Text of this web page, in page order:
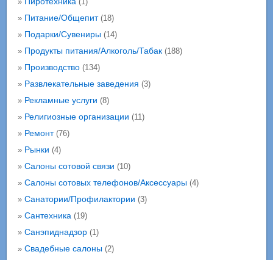
» Питание/Общепит(18)
» Подарки/Сувениры(14)
» Продукты питания/Алкоголь/Табак(188)
» Производство(134)
» Развлекательные заведения (3)
» Рекламные услуги (8)
» Религиозные организации (11)
» Ремонт(76)
» Рынки (4)
» Салоны сотовой связи (10)
» Салоны сотовых телефонов/Аксессуары(4)
» Санатории/Профилактории (3)
» Сантехника(19)
» Санэпиднадзор(1)
» Свадебные салоны(2)